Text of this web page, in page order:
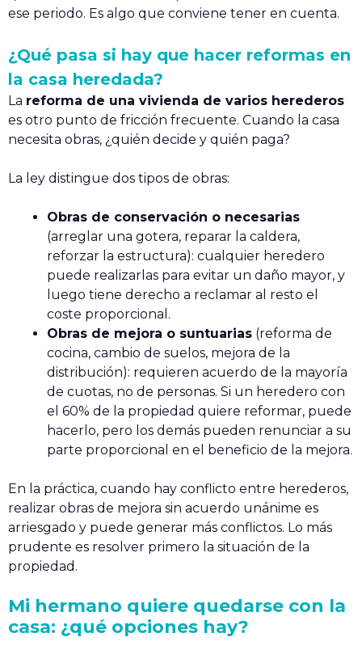
ese periodo. Es algo que conviene tener en cuenta.
¿Qué pasa si hay que hacer reformas en
la casa heredada?
La reforma de una vivienda de varios herederos
es otro punto de fricción frecuente. Cuando la casa
necesita obras, ¿quién decide y quién paga?
La ley distingue dos tipos de obras:
Obras de conservación o necesarias
(arreglar una gotera, reparar la caldera,
reforzar la estructura): cualquier heredero
puede realizarlas para evitar un daño mayor, y
luego tiene derecho a reclamar al resto el
coste proporcional.
Obras de mejora o suntuarias (reforma de
cocina, cambio de suelos, mejora de la
distribución): requieren acuerdo de la mayoría
de cuotas, no de personas. Si un heredero con
el 60% de la propiedad quiere reformar, puede
hacerlo, pero los demás pueden renunciar a su
parte proporcional en el beneficio de la mejora.
En la práctica, cuando hay conflicto entre herederos,
realizar obras de mejora sin acuerdo unánime es
arriesgado y puede generar más conflictos. Lo más
prudente es resolver primero la situación de la
propiedad.
Mi hermano quiere quedarse con la
casa: ¿qué opciones hay?